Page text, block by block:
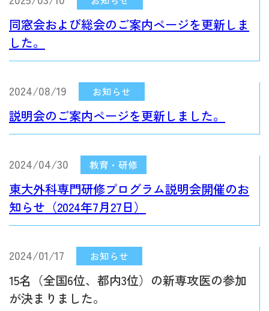
同窓会および総会のご案内ページを更新しま
した。
2024/08/19
説明会のご案内ページを更新しました。
2024/04/30
東大外科専門研修プログラム説明会開催のお
知らせ（2024年7月27日）
2024/01/17
15名（全国6位、都内3位）の新専攻医の参加
が決まりました。